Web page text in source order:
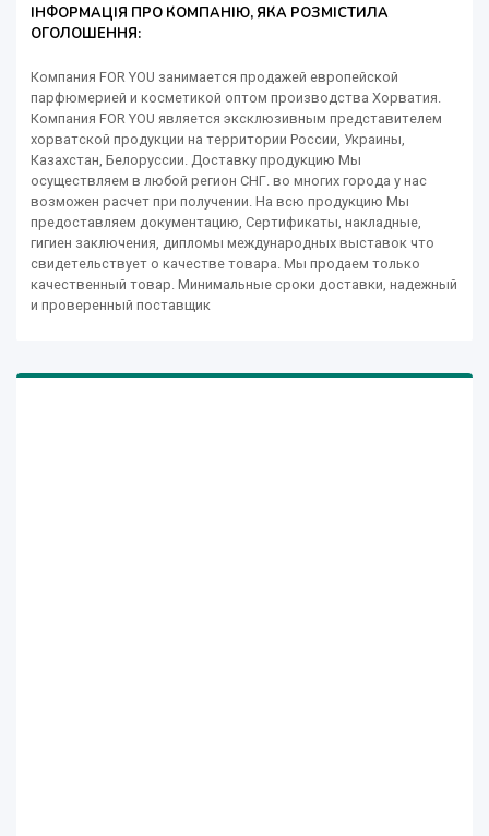
ІНФОРМАЦІЯ ПРО КОМПАНІЮ, ЯКА РОЗМІСТИЛА
ОГОЛОШЕННЯ:
Компания FOR YOU занимается продажей европейской
парфюмерией и косметикой оптом производства Хорватия.
Компания FOR YOU является эксклюзивным представителем
хорватской продукции на территории России, Украины,
Казахстан, Белоруссии. Доставку продукцию Мы
осуществляем в любой регион СНГ. во многих города у нас
возможен расчет при получении. На всю продукцию Мы
предоставляем документацию, Сертификаты, накладные,
гигиен заключения, дипломы международных выставок что
свидетельствует о качестве товара. Мы продаем только
качественный товар. Минимальные сроки доставки, надежный
и проверенный поставщик